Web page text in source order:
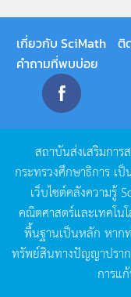
เกี่ยวกับ SciMath ติ
คำถามที่พบบ่อย
สถาบันส่งเสริมการ
กระทรวงศึกษาธิการ เป็
เว็บไซต์คลังความรู้
คณิตศาสตร์และเทคโน
พื้นฐานเป็นหลัก หาก
ทรัพย์สินทางปัญญาปรา
การแ